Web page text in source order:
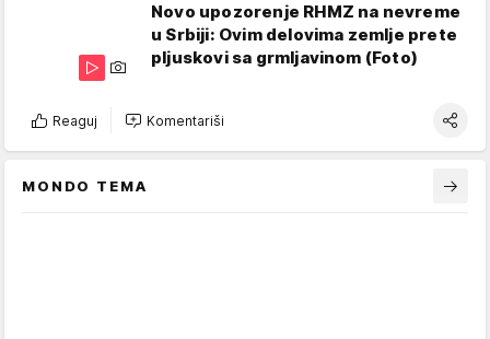
Novo upozorenje RHMZ na nevreme
u Srbiji: Ovim delovima zemlje prete
pljuskovi sa grmljavinom (Foto)
Reaguj Komentariši
MONDO TEMA